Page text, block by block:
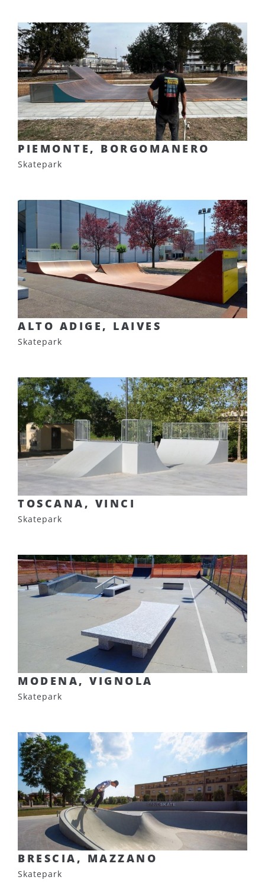
PIEMONTE, BORGOMANERO
Skatepark
ALTO ADIGE, LAIVES
Skatepark
TOSCANA, VINCI
Skatepark
MODENA, VIGNOLA
Skatepark
BRESCIA, MAZZANO
Skatepark